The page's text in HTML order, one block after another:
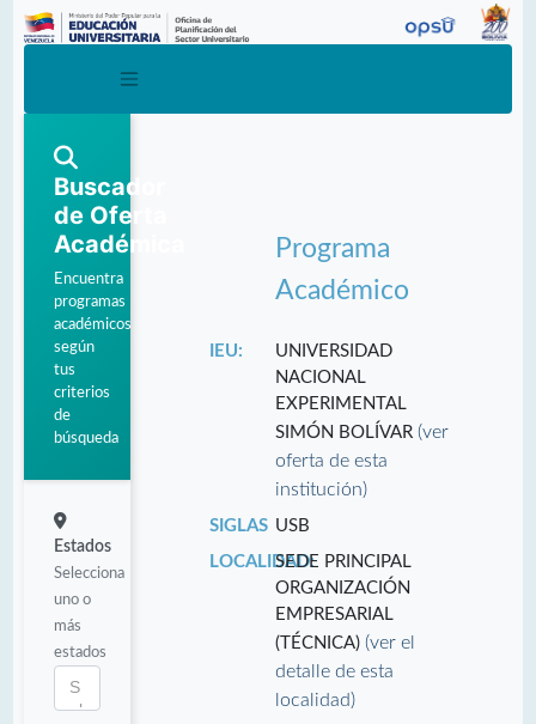
Buscador
de Oferta
Académica
Encuentra
programas
académicos
según
tus
criterios
de
búsqueda
Estados
Selecciona
uno o
más
estados
Programa
Académico
IEU:
UNIVERSIDAD
NACIONAL
EXPERIMENTAL
SIMÓN BOLÍVAR(ver
oferta de esta
institución)
SIGLAS USB
LOCALIDAD:SEDE PRINCIPAL
ORGANIZACIÓN
EMPRESARIAL
(TÉCNICA)(ver el
detalle de esta
localidad)